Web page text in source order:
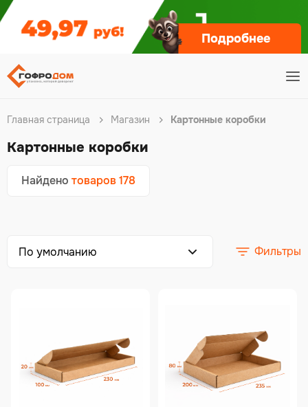
Подробнее
Главная страница Магазин Картонные коробки
Картонные коробки
Найдено товаров 178
Фильтры